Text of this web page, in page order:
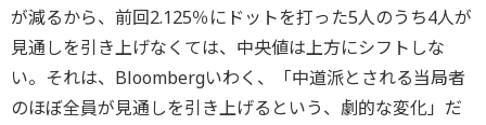
が減るから、前回2.125％にドットを打った5人のうち4人が
見通しを引き上げなくては、中央値は上方にシフトしな
い。それは、Bloombergいわく、「中道派とされる当局者
のほぼ全員が見通しを引き上げるという、劇的な変化」だ